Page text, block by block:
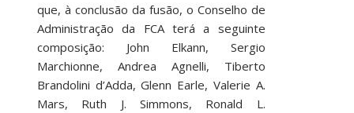
que, à conclusão da fusão, o Conselho de
Administração da FCA terá a seguinte
composição: John Elkann, Sergio
Marchionne, Andrea Agnelli, Tiberto
Brandolini d’Adda, Glenn Earle, Valerie A.
Mars, Ruth J. Simmons, Ronald L.